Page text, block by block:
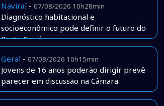
Naviraí- 07/08/2026 10h28min
Diagnóstico habitacional e
socioeconômico pode definir o futuro do
Porto Caiuá
Geral - 07/08/2026 10h15min
Jovens de 16 anos poderão dirigir prevê
parecer em discussão na Câmara